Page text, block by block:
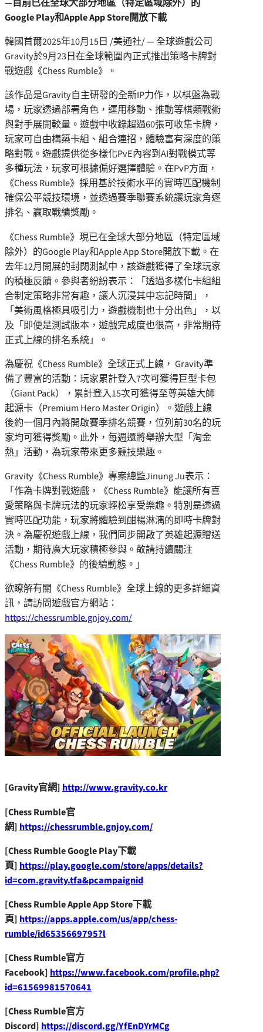
Google Play和Apple App Store開放下載
韓國首爾2025年10月15日 /美通社/ — 全球遊戲公司
Gravity於9月23日在全球範圍內正式推出策略卡牌對
戰遊戲《Chess Rumble》。
該作品是Gravity自主研發的全新IP力作，以棋盤為戰
場，玩家透過部署角色，運用移動、推動等棋類戰術
與對手展開較量。遊戲中收錄超過60張可收集卡牌，
玩家可自由構築卡組、組合連招，體驗富有深度的策
略對戰。遊戲提供從多樣化PvE內容到AI對戰模式等
多種玩法，玩家可根據偏好選擇體驗。在PvP方面，
《Chess Rumble》採用基於技術水平的實時匹配機制
確保公平競技環境，並透過賽季聯賽系統讓玩家角逐
排名、贏取戰績獎勵。
《Chess Rumble》現已在全球大部分地區（特定區域
除外）的Google Play和Apple App Store開放下載。在
去年12月開展的封閉測試中，該遊戲獲得了全球玩家
的積極反饋。參與者紛紛表示：「透過多樣化卡組組
合制定策略非常有趣，讓人沉浸其中忘記時間」，
「美術風格極具吸引力，遊戲機制也十分出色」，以
及「即便是測試版本，遊戲完成度也很高，非常期待
正式上線的排名系統」。
為慶祝《Chess Rumble》全球正式上線， Gravity準
備了豐富的活動：玩家累計登入7次可獲得巨型卡包
（Giant Pack），累計登入15次可獲得至尊英雄大師
起源卡（Premium Hero Master Origin）。遊戲上線
後約一個月內將開啟賽季排名競賽，位列前30名的玩
家均可獲得獎勵。此外，每週還將舉辦大型「淘金
熱」活動，為玩家帶來更多競技樂趣。
Gravity《Chess Rumble》專案總監Jinung Ju表示：
「作為卡牌對戰遊戲，《Chess Rumble》能讓所有喜
愛策略與卡牌玩法的玩家輕松享受樂趣。特別是透過
實時匹配功能，玩家將體驗到酣暢淋漓的即時卡牌對
決。為慶祝遊戲上線，我們同步開啟了英雄起源贈送
活動，期待廣大玩家積極參與。敬請持續關注
《Chess Rumble》的後續動態。」
欲瞭解有關《Chess Rumble》全球上線的更多詳細資
訊，請訪問遊戲官方網站：
https://chessrumble.gnjoy.com/
[Gravity官網] http://www.gravity.co.kr
[Chess Rumble官
網] https://chessrumble.gnjoy.com/
[Chess Rumble Google Play下載
頁] https://play.google.com/store/apps/details?
id=com.gravity.tfa&pcampaignid
[Chess Rumble Apple App Store下載
頁] https://apps.apple.com/us/app/chess-
rumble/id6535669795?l
[Chess Rumble官方
Facebook] https://www.facebook.com/profile.php?
id=61569981570641
[Chess Rumble官方
Discord] https://discord.gg/YfEnDYrMCg